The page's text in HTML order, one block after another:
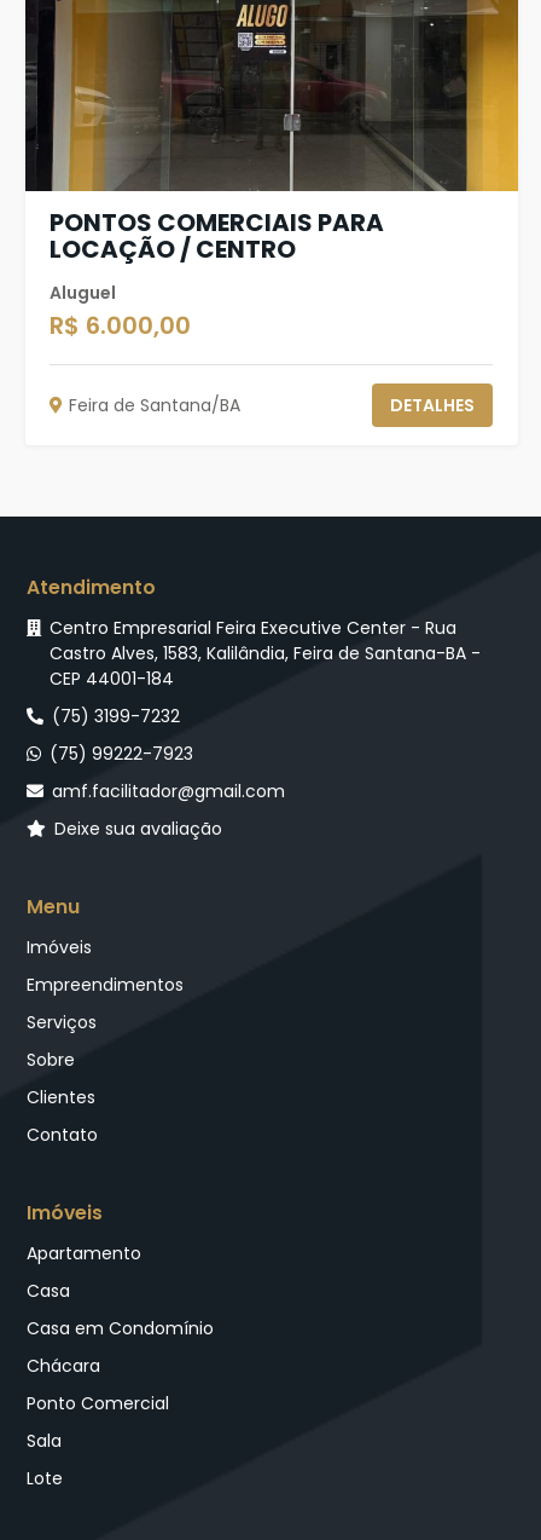
PONTOS COMERCIAIS PARA
LOCAÇÃO / CENTRO
Aluguel
R$ 6.000,00
Feira de Santana/BA DETALHES
Atendimento
Centro Empresarial Feira Executive Center - Rua
Castro Alves, 1583, Kalilândia, Feira de Santana-BA -
CEP 44001-184
(75) 3199-7232
(75) 99222-7923
amf.facilitador@gmail.com
Deixe sua avaliação
Menu
Imóveis
Empreendimentos
Serviços
Sobre
Clientes
Contato
Imóveis
Apartamento
Casa
Casa em Condomínio
Chácara
Ponto Comercial
Sala
Lote